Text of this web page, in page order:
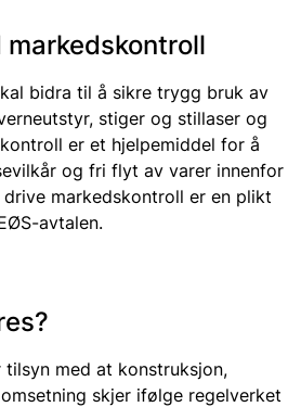
markedskontroll
bidra til å sikre trygg bruk av
stiger og stillaser og
er et hjelpemiddel for å
og fri flyt av varer innenfor
markedskontroll er en plikt
avtalen.
med at konstruksjon,
skjer ifølge regelverket